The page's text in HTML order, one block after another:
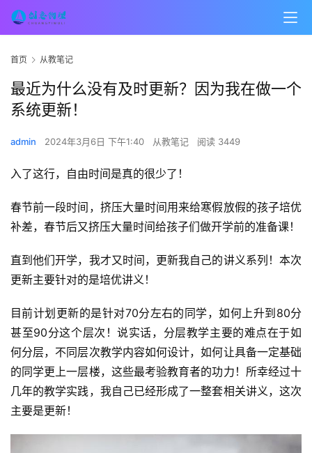
首页 从教笔记
最近为什么没有及时更新？因为我在做一个
系统更新！
admin 2024年3月6日 下午1:40 从教笔记 阅读 3449
入了这行，自由时间是真的很少了！
春节前一段时间，挤压大量时间用来给寒假放假的孩子培优
补差，春节后又挤压大量时间给孩子们做开学前的准备课！
直到他们开学，我才又时间，更新我自己的讲义系列！本次
更新主要针对的是培优讲义！
目前计划更新的是针对70分左右的同学，如何上升到80分
甚至90分这个层次！说实话，分层教学主要的难点在于如
何分层，不同层次教学内容如何设计，如何让具备一定基础
的同学更上一层楼，这些最考验教育者的功力！所幸经过十
几年的教学实践，我自己已经形成了一整套相关讲义，这次
主要是更新！